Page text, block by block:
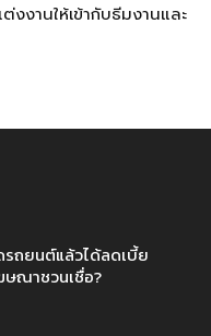
งงานให้เข้ากับธีมงานและ
รถยนต์แล้วได้ลดเบี้ย
ษณาชวนเชื่อ?